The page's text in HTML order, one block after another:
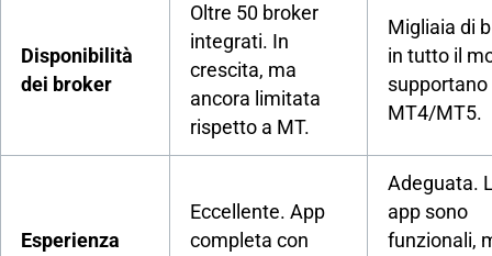
Disponibilità
dei broker
Oltre 50 broker
integrati. In
crescita, ma
ancora limitata
rispetto a MT.
Migliaia di
in tutto il
supportano
MT4/MT5.
Esperienza
Eccellente. App
completa con
Adeguata.
app sono
funzionali,